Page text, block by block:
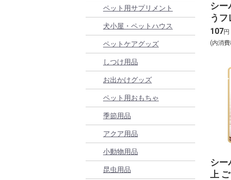
ペット用サプリメント
犬小屋・ペットハウス
ペットケアグッズ
しつけ用品
お出かけグッズ
ペット用おもちゃ
季節用品
アクア用品
小動物用品
昆虫用品
シー
う
つお
107円
(内消
シー
上